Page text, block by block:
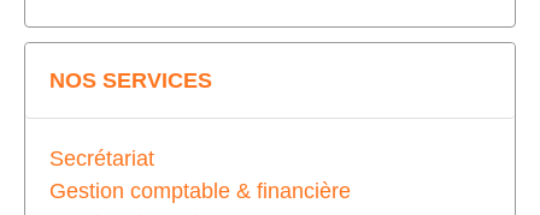
NOS SERVICES
Secrétariat
Gestion comptable & financière